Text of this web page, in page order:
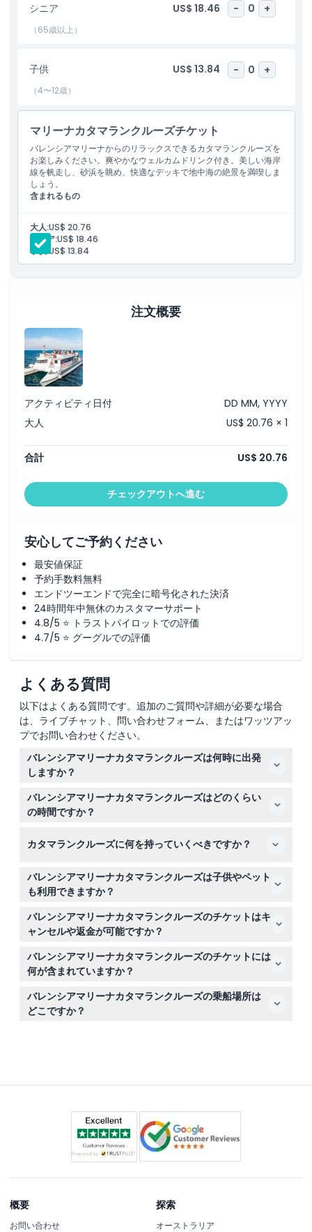
ハイライト
除外事項
営業時間
注意事項
服装規定
シニア US$ 18.46 - 0 +
（65歳以上）
子供 US$ 13.84 - 0 +
（4〜12歳）
マリーナカタマランクルーズチケット
バレンシアマリーナからのリラックスできるカタマランクルーズを
お楽しみください。爽やかなウェルカムドリンク付き。美しい海岸
線を帆走し、砂浜を眺め、快適なデッキで地中海の絶景を満喫しま
しょう。
含まれるもの
カタマランクルーズ
乗組員と燃料
大人:US$ 20.76
シニア:US$ 18.46
子供: US$ 13.84
注文概要
アクティビティ日付
DD MM, YYYY
大人
US$ 20.76 × 1
合計 US$ 20.76
チェックアウトへ進む
安心してご予約ください
最安値保証
予約手数料無料
エンドツーエンドで完全に暗号化された決済
24時間年中無休のカスタマーサポート
4.8/5 ⭐ トラストパイロットでの評価
4.7/5 ⭐ グーグルでの評価
よくある質問
以下はよくある質問です。追加のご質問や詳細が必要な場合
は、ライブチャット、問い合わせフォーム、またはワッツアッ
プでお問い合わせください。
バレンシアマリーナカタマランクルーズは何時に出発
しますか？
クルーズの時間は季節や曜日によって異なります。例え
ば、ハイシーズンには特定の平日に13:00と18:30に運行さ
れます。正確な出発時間はこのウェブサイトのオンライン
予約時にご確認いただけます。バレンシアマリーナのティ
ングラド第2番（変更の可能性あり）に出発の15分前まで
バレンシアマリーナカタマランクルーズはどのくらい
の時間ですか？
岸線や素晴らしいマリーナとビーチの景色をゆったりお楽
カタマランクルーズに何を持っていくべきですか？
日焼け止めとサングラスを持参するとデッキで快適に過ご
せます。快適な服装と履物をおすすめしますが、船内には
座席と施設があります。
バレンシアマリーナカタマランクルーズは子供やペット
も利用できますか？
3歳未満の子供は無料で参加可能ですが、ペットは船内に
入ることができません。クルーズは家族向けで、あらゆる
年齢の方に快適な座席をご用意しています。
バレンシアマリーナカタマランクルーズのチケットはキ
ャンセルや返金が可能ですか？
チケットは返金不可でキャンセルもできません。ご予約前
にご予定が確定していることをご確認ください。
バレンシアマリーナカタマランクルーズのチケットには
何が含まれていますか？
チケットにはカタマランクルーズ、ウェルカムドリンク1
杯、乗務員のサービス、燃料が含まれます。その他の飲み
物や食べ物、チップは含まれていません。
バレンシアマリーナカタマランクルーズの乗船場所は
どこですか？
概要
お問い合わせ
探索
オーストラリア